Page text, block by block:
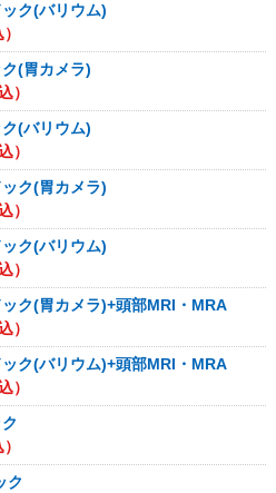
ク(バリウム)
(胃カメラ)
）
(バリウム)
）
ク(胃カメラ)
）
ク(バリウム)
）
ク(胃カメラ)+頭部MRI・MRA
）
ク(バリウム)+頭部MRI・MRA
）
ク